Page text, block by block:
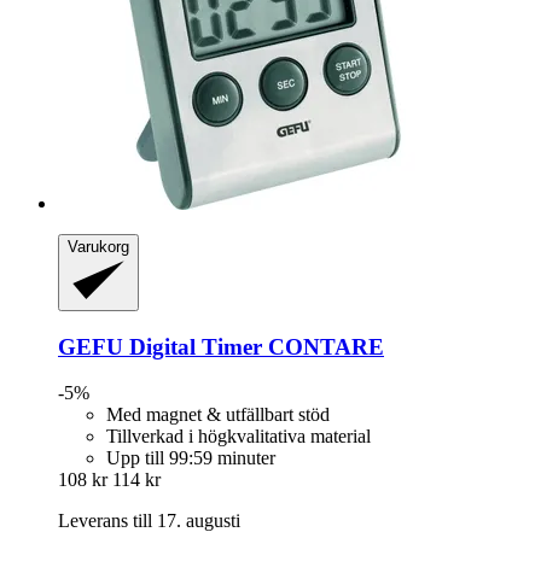
Varukorg
GEFU Digital Timer CONTARE
-5%
Med magnet & utfällbart stöd
Tillverkad i högkvalitativa material
Upp till 99:59 minuter
108 kr 114 kr
Leverans till 17. augusti